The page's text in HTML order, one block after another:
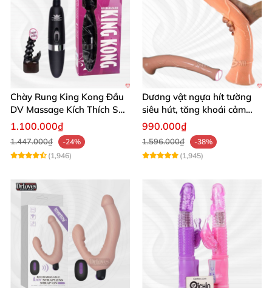
Chày Rung King Kong Đầu
DV Massage Kích Thích Sâu
Mạnh Mẽ
1.100.000₫
1.447.000₫
-24%
(1,946)
Dương vật ngựa hít tường
siêu hút, tăng khoái cảm
tận hưởng
990.000₫
1.596.000₫
-38%
(1,945)